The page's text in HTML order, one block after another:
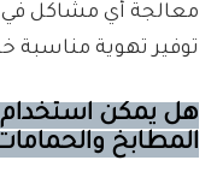
معالجة أي مشاكل في
توفير تهوية مناسبة
هل يمكن استخدام
المطابخ